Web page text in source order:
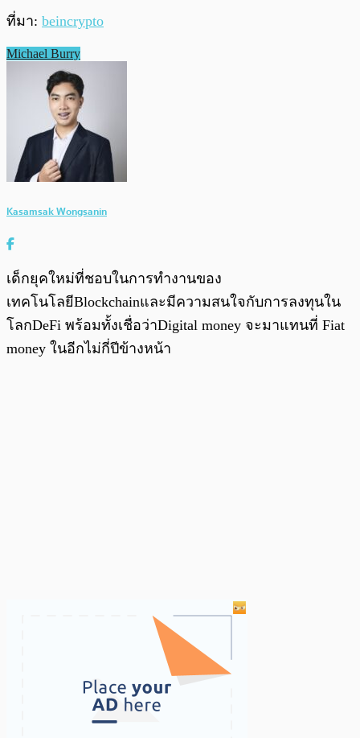
ที่มา: beincrypto
Michael Burry
Kasamsak Wongsanin
เด็กยุคใหม่ที่ชอบในการทำงานของ
เทคโนโลยีBlockchainและมีความสนใจกับการลงทุนใน
โลกDeFi พร้อมทั้งเชื่อว่าDigital money จะมาแทนที่ Fiat
money ในอีกไม่กี่ปีข้างหน้า